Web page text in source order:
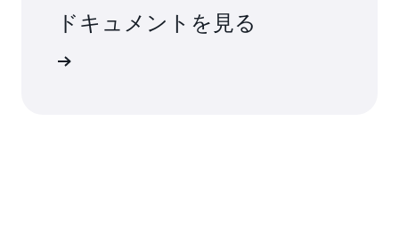
ドキュメントを見る